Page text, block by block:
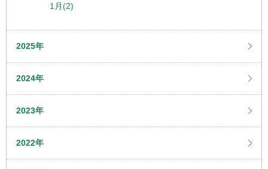
1月(2)
2025年
2024年
2023年
2022年